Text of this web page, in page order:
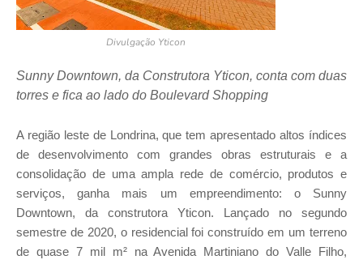
Divulgação Yticon
Sunny Downtown, da Construtora Yticon, conta com duas
torres e fica ao lado do Boulevard Shopping
A região leste de Londrina, que tem apresentado altos índices
de desenvolvimento com grandes obras estruturais e a
consolidação de uma ampla rede de comércio, produtos e
serviços, ganha mais um empreendimento: o Sunny
Downtown, da construtora Yticon. Lançado no segundo
semestre de 2020, o residencial foi construído em um terreno
de quase 7 mil m² na Avenida Martiniano do Valle Filho,